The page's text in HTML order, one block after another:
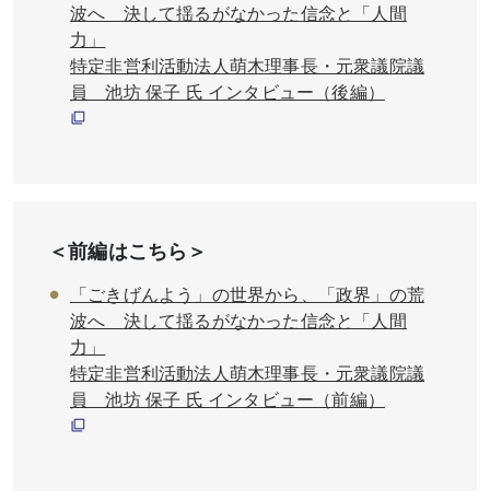
波へ 決して揺るがなかった信念と「人間
力」
特定非営利活動法人萌木理事長・元衆議院議
員 池坊 保子 氏 インタビュー（後編）
＜前編はこちら＞
「ごきげんよう」の世界から、「政界」の荒
波へ 決して揺るがなかった信念と「人間
力」
特定非営利活動法人萌木理事長・元衆議院議
員 池坊 保子 氏 インタビュー（前編）